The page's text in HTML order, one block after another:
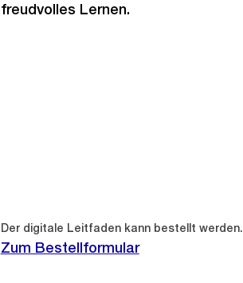
freudvolles Lernen.
Der digitale Leitfaden kann bestellt werden.
Zum Bestellformular